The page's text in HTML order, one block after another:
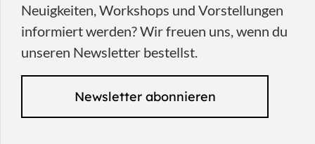
Neuigkeiten, Workshops und Vorstellungen
informiert werden? Wir freuen uns, wenn du
unseren Newsletter bestellst.
Newsletter abonnieren